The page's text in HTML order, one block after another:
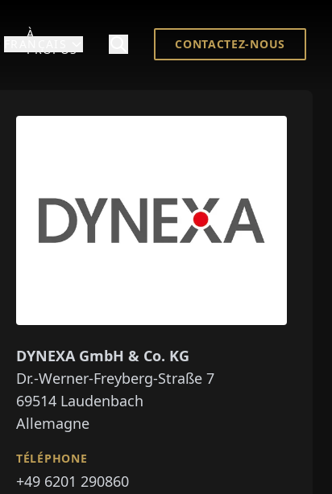
À
PROPOS
CONTACTEZ-NOUS
DYNEXA GmbH & Co. KG
Dr.-Werner-Freyberg-Straße 7
69514 Laudenbach
Allemagne
TÉLÉPHONE
+49 6201 290860